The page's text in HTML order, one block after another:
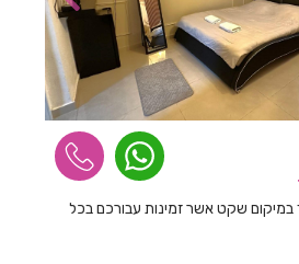
פתחיה
רחוב
בתיה
במיקום שקט אשר זמינות עבורכם בכל